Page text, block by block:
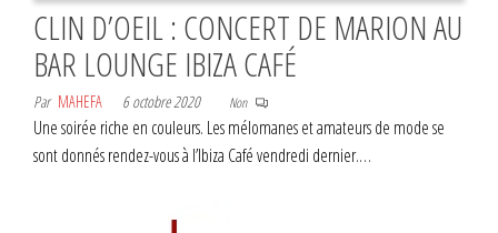
CLIN D’OEIL : CONCERT DE MARION AU
BAR LOUNGE IBIZA CAFÉ
Par MAHEFA 6 octobre 2020 Non
Une soirée riche en couleurs. Les mélomanes et amateurs de mode se
sont donnés rendez-vous à l’Ibiza Café vendredi dernier.…